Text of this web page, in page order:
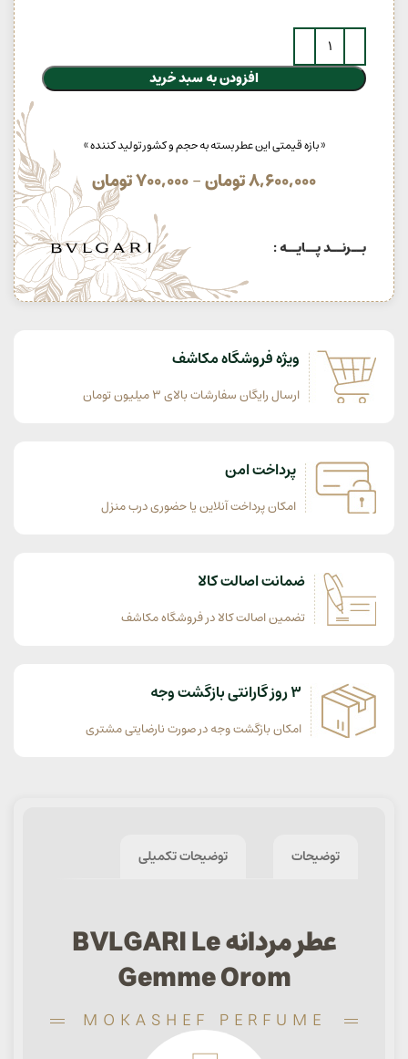
افزودن به سبد خرید
« بازه قیمتی این عطر بسته به حجم و کشور تولید کننده »
8,600,000تومان–
700,000تومان
بــرنــد پــایــه :
ویژه فروشگاه مکاشف
ارسال رایگان سفارشات بالای 3 میلیون تومان
پرداخت امن
امکان پرداخت آنلاین یا حضوری درب منزل
ضمانت اصالت کالا
تضمین اصالت کالا در فروشگاه مکاشف
3 روز گارانتی بازگشت وجه
امکان بازگشت وجه در صورت نارضایتی مشتری
توضیحات توضیحات تکمیلی
عطر مردانه BVLGARI Le
Gemme Orom
MOKASHEF PERFUME